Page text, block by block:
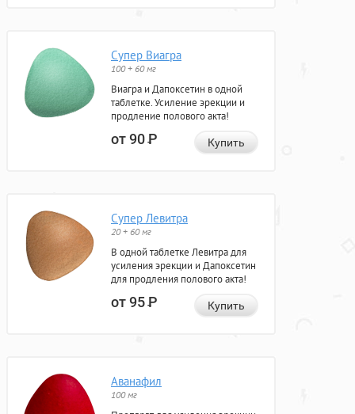
Супер Виагра
100 + 60 мг
Виагра и Дапоксетин в одной
таблетке. Усиление эрекции и
продление полового акта!
от 90Р Купить
Супер Левитра
20 + 60 мг
В одной таблетке Левитра для
усиления эрекции и Дапоксетин
для продления полового акта!
от 95Р Купить
Аванафил
100 мг